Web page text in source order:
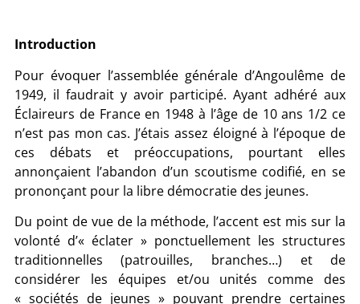
Introduction
Pour évoquer l’assemblée générale d’Angoulême de
1949, il faudrait y avoir participé. Ayant adhéré aux
Éclaireurs de France en 1948 à l’âge de 10 ans 1/2 ce
n’est pas mon cas. J’étais assez éloigné à l’époque de
ces débats et préoccupations, pourtant elles
annonçaient l’abandon d’un scoutisme codifié, en se
prononçant pour la libre démocratie des jeunes.
Du point de vue de la méthode, l’accent est mis sur la
volonté d’« éclater » ponctuellement les structures
traditionnelles (patrouilles, branches…) et de
considérer les équipes et/ou unités comme des
« sociétés de jeunes » pouvant prendre certaines